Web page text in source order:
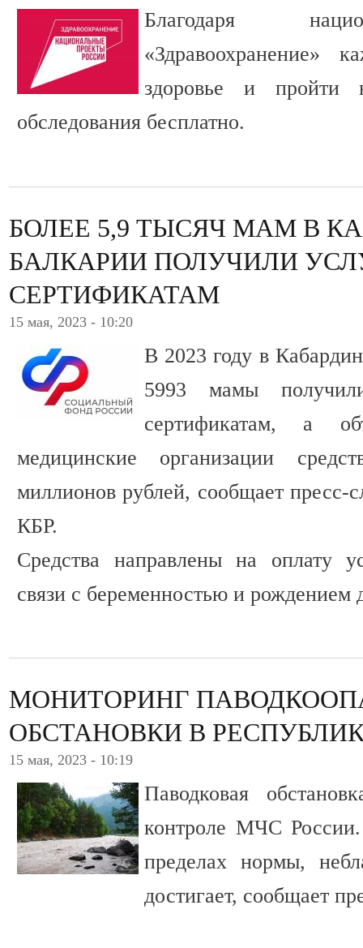
Благодаря
«Здравоохранение»
здоровье и пройти
обследования бесплатно.
БОЛЕЕ 5,9 ТЫСЯЧ МАМ В
БАЛКАРИИ ПОЛУЧИЛИ
СЕРТИФИКАТАМ
15 мая, 2023 - 10:20
В 2023 году в
5993 мамы
сертификатам, а
медицинские организации
миллионов рублей, сообщает
КБР.
Средства направлены на оплату
связи с беременностью и рождением
МОНИТОРИНГ
ОБСТАНОВКИ В
15 мая, 2023 - 10:19
Паводковая
контроле МЧС
пределах нормы,
достигает, сообщает